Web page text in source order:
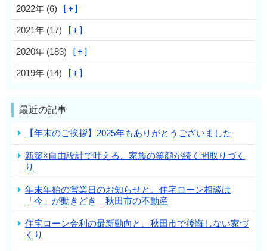
2022年 (6)
2021年 (17)
2020年 (183)
2019年 (14)
最近の記事
【年末のご挨拶】2025年もありがとうございました
新築×自由設計で叶える、家族の笑顔が続く間取りづく
り
年末年始の営業日のお知らせと、住宅ローン相談は
「今」が動きどき｜秋田市の不動産
住宅ローン金利の最新動向と、秋田市で後悔しない家づ
くり